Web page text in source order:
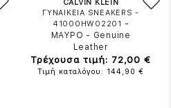
CALVIN KLEIN
ΓΥΝΑΙΚΕΙΑ SNEAKERS -
41000HW02201 -
ΜΑΥΡΟ - Genuine
Leather
Τρέχουσα τιμή: 72,00 €
Τιμή καταλόγου: 144,90 €